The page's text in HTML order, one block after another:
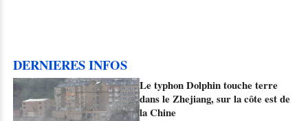
DERNIERES INFOS
Le typhon Dolphin touche terre
dans le Zhejiang, sur la côte est de
la Chine